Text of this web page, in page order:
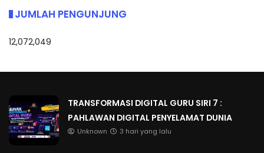
JUMLAH PENGUNJUNG
12,072,049
TRANSFORMASI DIGITAL GURU SIRI 7 :
PAHLAWAN DIGITAL PENYELAMAT DUNIA
Unknown 3 hari yang lalu